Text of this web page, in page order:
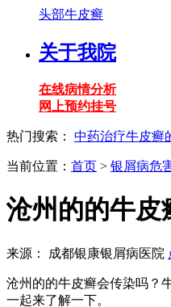
头部牛皮癣
关于我院
在线病情分析
网上预约挂号
热门搜索： 中药治疗牛皮癣
当前位置： 首页 > 银屑病危
沧州的的牛皮
来源： 成都银康银屑病医院
沧州的的牛皮癣会传染吗？
一起来了解一下。